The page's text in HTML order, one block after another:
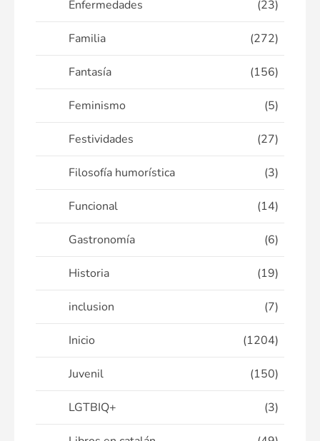
Enfermedades (23)
Familia (272)
Fantasía (156)
Feminismo (5)
Festividades (27)
Filosofía humorística (3)
Funcional (14)
Gastronomía (6)
Historia (19)
inclusion (7)
Inicio (1204)
Juvenil (150)
LGTBIQ+ (3)